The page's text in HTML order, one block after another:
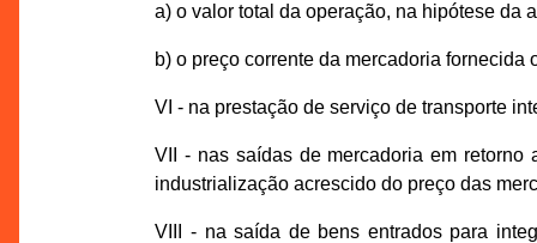
a) o valor total da operação, na hipótese da
b) o preço corrente da mercadoria
VI - na prestação de serviço de transporte
VII - nas saídas de mercadoria em retorno
industrialização acrescido do preço das
VIII - na saída de bens entrados para